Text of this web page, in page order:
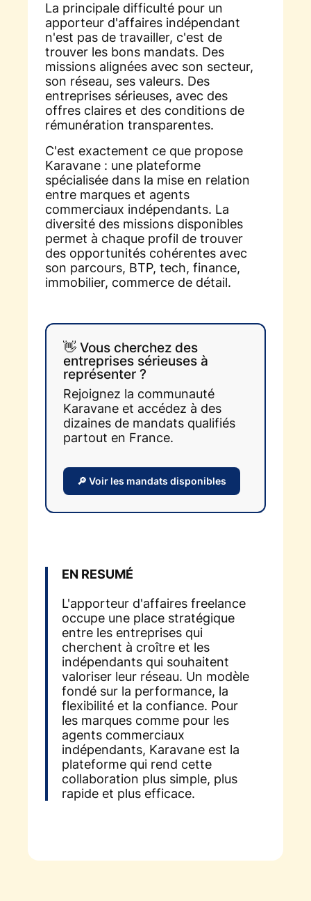
La principale difficulté pour un
apporteur d'affaires indépendant
n'est pas de travailler, c'est de
trouver les bons mandats. Des
missions alignées avec son secteur,
son réseau, ses valeurs. Des
entreprises sérieuses, avec des
offres claires et des conditions de
rémunération transparentes.
C'est exactement ce que propose
Karavane : une plateforme
spécialisée dans la mise en relation
entre marques et agents
commerciaux indépendants. La
diversité des missions disponibles
permet à chaque profil de trouver
des opportunités cohérentes avec
son parcours, BTP, tech, finance,
immobilier, commerce de détail.
👋 Vous cherchez des
entreprises sérieuses à
représenter ?
Rejoignez la communauté
Karavane et accédez à des
dizaines de mandats qualifiés
partout en France.
🔎 Voir les mandats disponibles
EN RESUMÉ
L'apporteur d'affaires freelance
occupe une place stratégique
entre les entreprises qui
cherchent à croître et les
indépendants qui souhaitent
valoriser leur réseau. Un modèle
fondé sur la performance, la
flexibilité et la confiance. Pour
les marques comme pour les
agents commerciaux
indépendants, Karavane est la
plateforme qui rend cette
collaboration plus simple, plus
rapide et plus efficace.